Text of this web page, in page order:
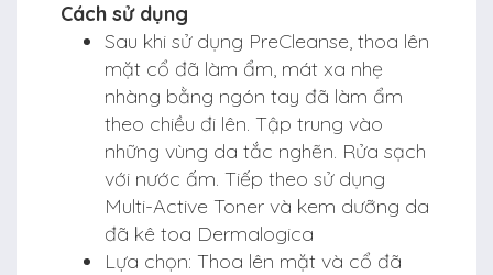
Cách sử dụng
Sau khi sử dụng PreCleanse, thoa lên
mặt cổ đã làm ẩm, mát xa nhẹ
nhàng bằng ngón tay đã làm ẩm
theo chiều đi lên. Tập trung vào
những vùng da tắc nghẽn. Rửa sạch
với nước ấm. Tiếp theo sử dụng
Multi-Active Toner và kem dưỡng da
đã kê toa Dermalogica
Lựa chọn: Thoa lên mặt và cổ đã